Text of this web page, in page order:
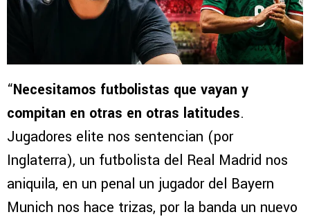
“Necesitamos futbolistas que vayan y
compitan en otras en otras latitudes.
Jugadores elite nos sentencian (por
Inglaterra), un futbolista del Real Madrid nos
aniquila, en un penal un jugador del Bayern
Munich nos hace trizas, por la banda un nuevo